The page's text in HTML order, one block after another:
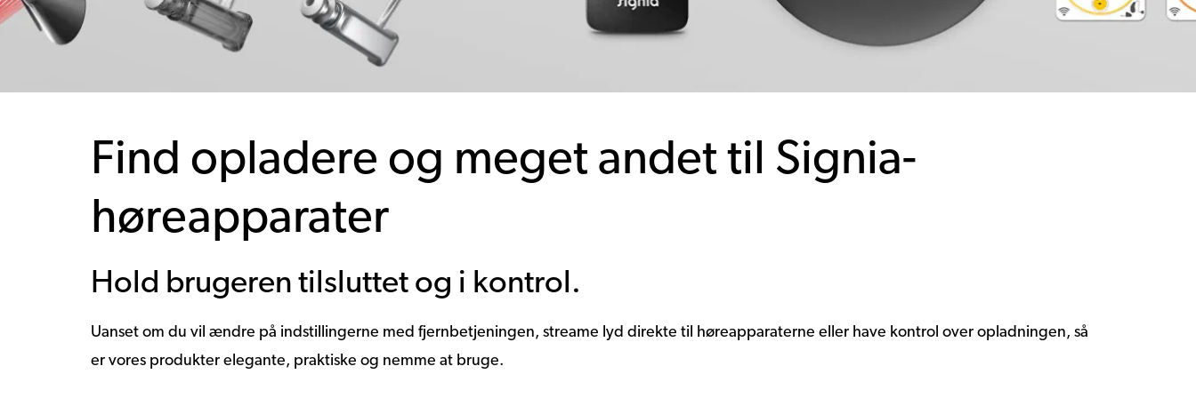
Find opladere og meget andet til Signia-
høreapparater
Hold brugeren tilsluttet og i kontrol.
Uanset om du vil ændre på indstillingerne med fjernbetjeningen, streame lyd direkte til høreapparaterne eller have kontrol over opladningen, så
er vores produkter elegante, praktiske og nemme at bruge.